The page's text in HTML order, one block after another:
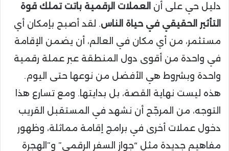
دليل حي على أن العملات الرقمية باتت تملك قوة
التأثير الحقيقي في حياة الناس. لقد أصبح بإمكان أي
مستثمر، من أي مكان في العالم، أن يضمن الإقامة
في واحدة من أقوى دول المنطقة عبر عملة رقمية
واحدة وبشروط هي الأفضل من نوعها حتى اليوم.
هذه ليست نهاية القصة، بل بدايتها. ومع تسارع هذا
التوجه، من المرجّح أن نشهد في المستقبل القريب
دخول عملات أخرى في برامج إقامة مماثلة، وظهور
مفاهيم جديدة مثل “جواز السفر الرقمي” و”الهجرة